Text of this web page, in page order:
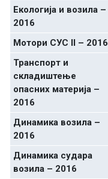
Екологија и возила –
2016
Мотори СУС II – 2016
Транспорт и
складиштење
опасних материја –
2016
Динамика возила –
2016
Динамика судара
возила – 2016